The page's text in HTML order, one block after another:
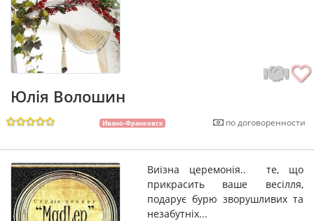
Юлія Волошин
Ивано-Франковск по договоренности
Виїзна церемонія.. те, що
прикрасить ваше весілля,
подарує бурю зворушливих та
незабутніх...